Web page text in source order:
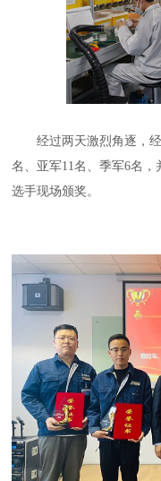
经过两天激烈角逐，
名、亚军11名、季军6名
选手现场颁奖。